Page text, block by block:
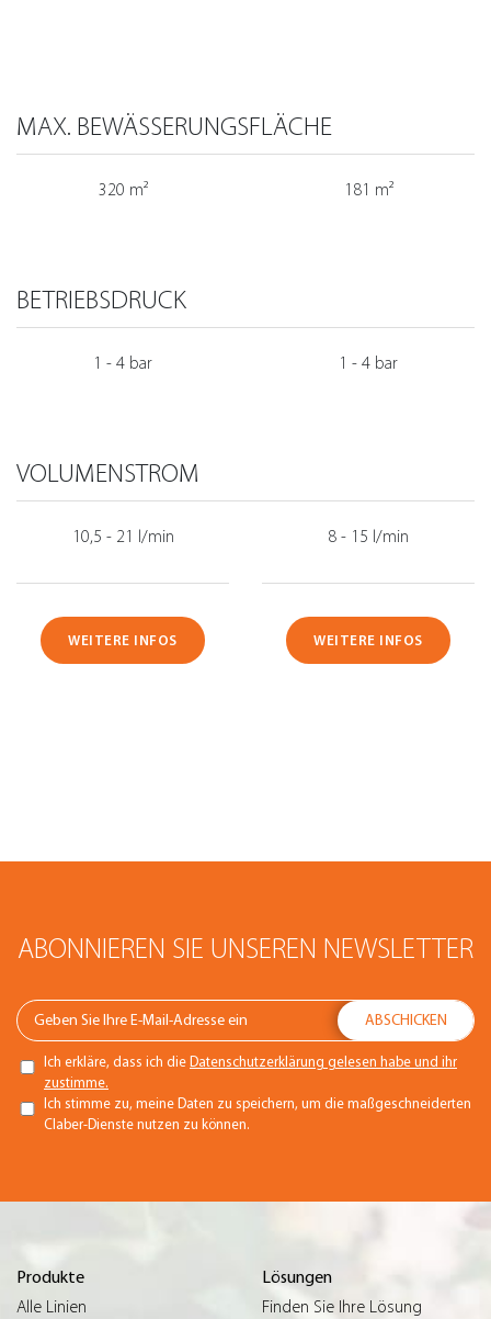
MAX. BEWÄSSERUNGSFLÄCHE
320 m² 181 m²
BETRIEBSDRUCK
1 - 4 bar 1 - 4 bar
VOLUMENSTROM
10,5 - 21 l/min 8 - 15 l/min
WEITERE INFOS WEITERE INFOS
ABONNIEREN SIE UNSEREN NEWSLETTER
Ich erkläre, dass ich die Datenschutzerklärung gelesen habe und ihr
zustimme.
Ich stimme zu, meine Daten zu speichern, um die maßgeschneiderten
Claber-Dienste nutzen zu können.
Produkte
Alle Linien
Lösungen
Finden Sie Ihre Lösung